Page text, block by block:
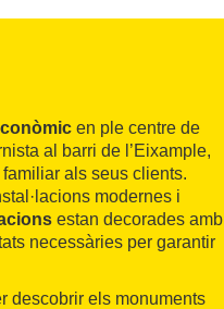
en ple centre de
al barri de l’Eixample,
als seus clients.
modernes i
estan decorades amb
necessàries per garantir
descobrir els monuments